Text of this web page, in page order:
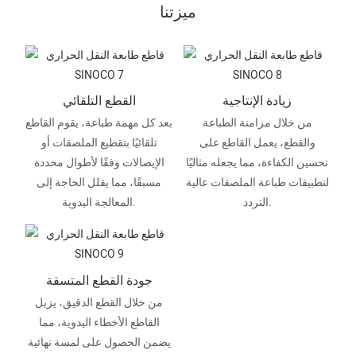
ميزتنا
القطع التلقائي
بعد كل مهمة طباعة، يقوم القاطع
تلقائيًا بتقطيع الملصقات أو
الإيصالات وفقًا لأطوال محددة
مسبقًا، مما يقلل الحاجة إلى
المعالجة اليدوية.
زيادة الإنتاجية
من خلال مزامنة الطباعة
والقطع، يعمل القاطع على
تحسين الكفاءة، مما يجعله مثاليًا
لتطبيقات طباعة الملصقات عالية
التردد.
جودة القطع المتسقة
من خلال القطع الدقيق، يزيل
القاطع الأخطاء اليدوية، مما
يضمن الحصول على لمسة نهائية